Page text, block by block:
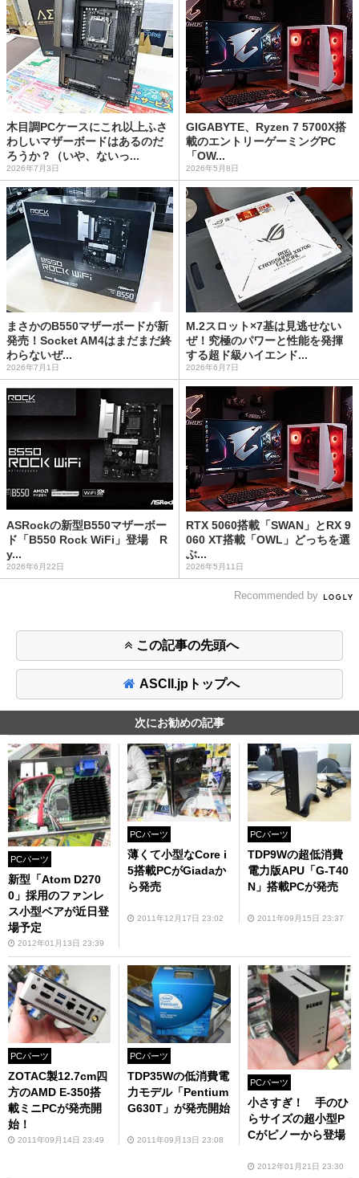
木目調PCケースにこれ以上ふさ
わしいマザーボードはあるのだ
ろうか？（いや、ないっ...
2026年7月3日
GIGABYTE、Ryzen 7 5700X搭
載のエントリーゲーミングPC
「OW...
2026年5月8日
まさかのB550マザーボードが新
発売！Socket AM4はまだまだ終
わらないぜ...
2026年7月1日
M.2スロット×7基は見逃せない
ぜ！究極のパワーと性能を発揮
する超ド級ハイエンド...
2026年6月7日
ASRockの新型B550マザーボー
ド「B550 Rock WiFi」登場 R
y...
2026年6月22日
RTX 5060搭載「SWAN」とRX 9
060 XT搭載「OWL」どっちを選
ぶ...
2026年5月11日
Recommended by
この記事の先頭へ
ASCII.jpトップへ
次にお勧めの記事
PCパーツ
新型「Atom D270
0」採用のファンレ
ス小型ベアが近日登
場予定
2012年01月13日 23:39
PCパーツ
薄くて小型なCore i
5搭載PCがGiadaか
ら発売
2011年12月17日 23:02
PCパーツ
TDP9Wの超低消費
電力版APU「G-T40
N」搭載PCが発売
2011年09月15日 23:37
PCパーツ
ZOTAC製12.7cm四
方のAMD E-350搭
載ミニPCが発売開
始！
2011年09月14日 23:49
PCパーツ
TDP35Wの低消費電
力モデル「Pentium
G630T」が発売開始
2011年09月13日 23:08
PCパーツ
小さすぎ！ 手のひ
らサイズの超小型P
Cがピノーから登場
2012年01月21日 23:30